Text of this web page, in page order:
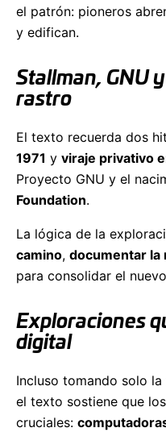
el patrón: pioneros
y edifican.
Stallman, GNU
rastro
El texto recuerda dos
1971 y viraje privativo
Proyecto GNU y el
Foundation.
La lógica de la
camino, documentar la
para consolidar el
Exploraciones
digital
Incluso tomando solo
el texto sostiene que
cruciales: